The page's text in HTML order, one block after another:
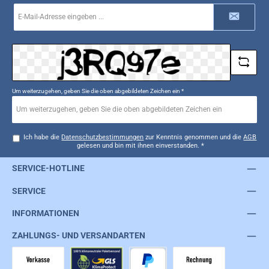
Mail-
*
Um weiterzugehen, geben Sie die oben abgebildeten Zeichen ein *
Ich habe die Datenschutzbestimmungen zur Kenntnis genommen und dieAGB
gelesen und bin mit ihnen einverstanden. *
SERVICE-HOTLINE
SERVICE
INFORMATIONEN
ZAHLUNGS- UND VERSANDARTEN